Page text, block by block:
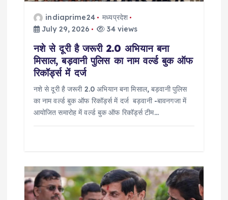
indiaprime24
मध्यप्रदेश
July 29, 2026
34 views
नशे से दूरी है जरूरी 2.0 अभियान बना
मिसाल, बड़वानी पुलिस का नाम वर्ल्ड बुक ऑफ
रिकॉर्ड्स में दर्ज
नशे से दूरी है जरूरी 2.0 अभियान बना मिसाल, बड़वानी पुलिस
का नाम वर्ल्ड बुक ऑफ रिकॉर्ड्स में दर्ज बड़वानी -बावनगजा में
आयोजित समारोह में वर्ल्ड बुक ऑफ रिकॉर्ड्स टीम…